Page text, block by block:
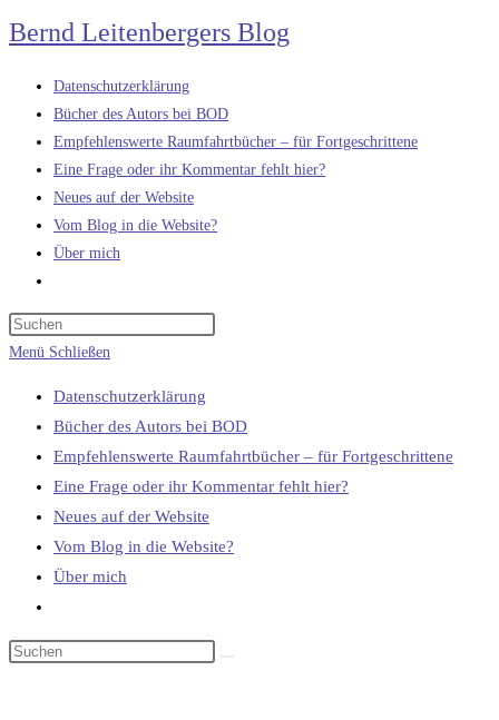
Zum
Inhalt
springen
Bernd Leitenbergers Blog
Datenschutzerklärung
Bücher des Autors bei BOD
Empfehlenswerte Raumfahrtbücher – für Fortgeschrittene
Eine Frage oder ihr Kommentar fehlt hier?
Neues auf der Website
Vom Blog in die Website?
Über mich
umschalten
Menü Schließen
Datenschutzerklärung
Bücher des Autors bei BOD
Empfehlenswerte Raumfahrtbücher – für Fortgeschrittene
Eine Frage oder ihr Kommentar fehlt hier?
Neues auf der Website
Vom Blog in die Website?
Über mich
umschalten